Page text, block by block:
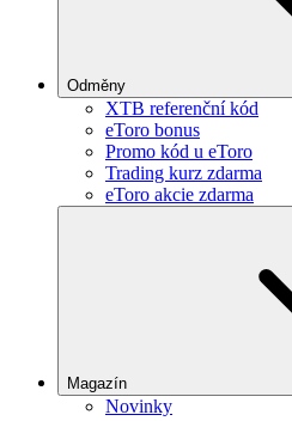
Odměny
XTB referenční kód
eToro bonus
Promo kód u eToro
Trading kurz zdarma
eToro akcie zdarma
Magazín
Novinky